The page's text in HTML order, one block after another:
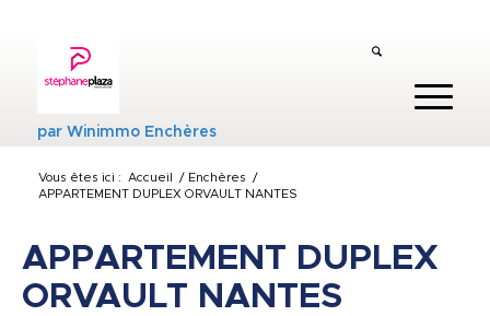
parWinimmo Enchères
Vous êtes ici : Accueil / Enchères
/
APPARTEMENT DUPLEX ORVAULT NANTES
APPARTEMENT DUPLEX
ORVAULT NANTES